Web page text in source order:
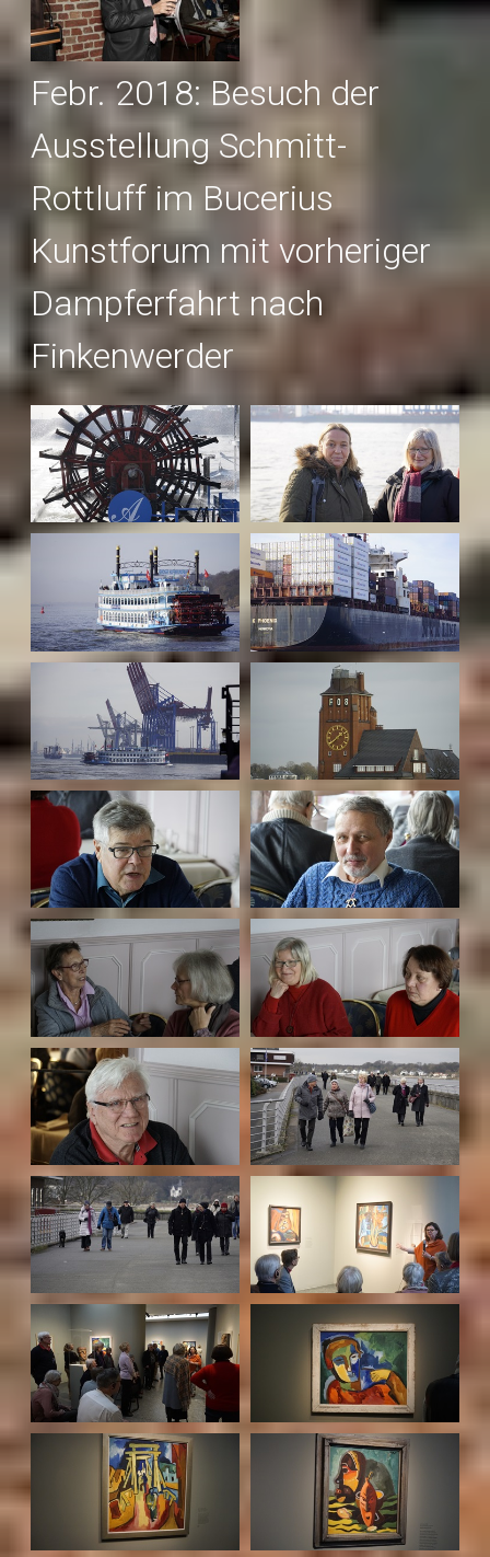
Febr. 2018: Besuch der
Ausstellung Schmitt-
Rottluff im Bucerius
Kunstforum mit vorheriger
Dampferfahrt nach
Finkenwerder